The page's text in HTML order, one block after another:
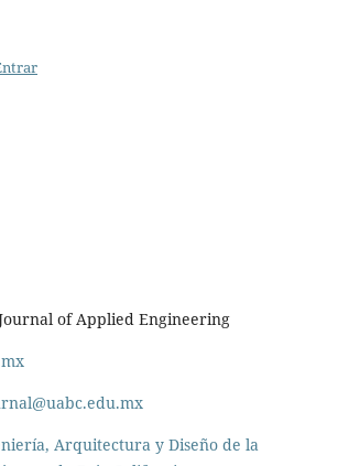
of Applied Engineering
Arquitectura y Diseño de la